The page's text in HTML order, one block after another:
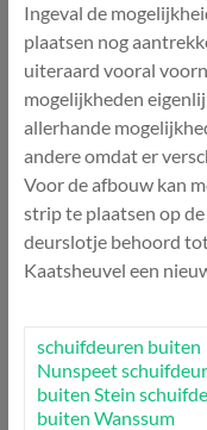
Ingeval de
plaatsen nog
uiteraard vooral
mogelijkheden
allerhande
andere omdat er
Voor de afbouw kan
strip te plaatsen op
deurslotje behoord
Kaatsheuvel een
schuifdeuren buiten
Nunspeet
buiten Stein
buiten Wanssum